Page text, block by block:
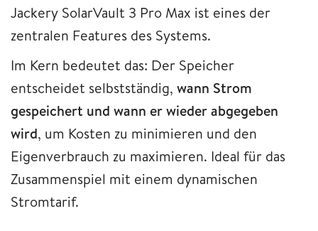
Jackery SolarVault 3 Pro Max ist eines der
zentralen Features des Systems.
Im Kern bedeutet das: Der Speicher
entscheidet selbstständig, wann Strom
gespeichert und wann er wieder abgegeben
wird, um Kosten zu minimieren und den
Eigenverbrauch zu maximieren. Ideal für das
Zusammenspiel mit einem dynamischen
Stromtarif.